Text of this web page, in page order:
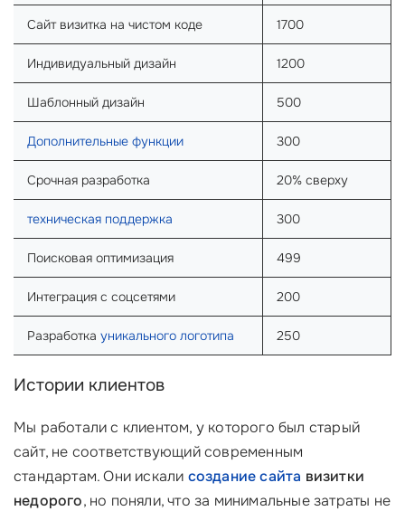
Сайт визитка на чистом коде 1700
Индивидуальный дизайн 1200
Шаблонный дизайн 500
Дополнительные функции 300
Срочная разработка 20% сверху
техническая поддержка 300
Поисковая оптимизация 499
Интеграция с соцсетями 200
Разработка уникального логотипа 250
Истории клиентов
Мы работали с клиентом, у которого был старый
сайт, не соответствующий современным
стандартам. Они искали создание сайта визитки
недорого, но поняли, что за минимальные затраты не